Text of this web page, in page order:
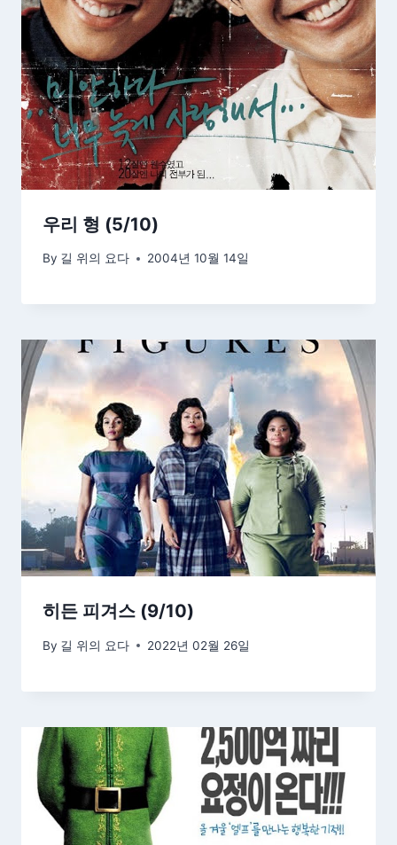
우리 형 (5/10)
By 길 위의 요다 2004년 10월 14일
히든 피겨스 (9/10)
By 길 위의 요다 2022년 02월 26일